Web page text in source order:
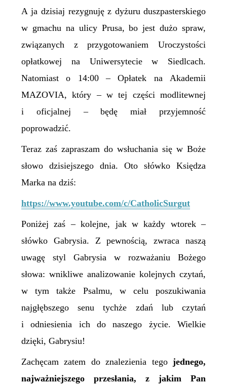
A ja dzisiaj rezygnuję z dyżuru duszpasterskiego
w gmachu na ulicy Prusa, bo jest dużo spraw,
związanych z przygotowaniem Uroczystości
opłatkowej na Uniwersytecie w Siedlcach.
Natomiast o 14:00 – Opłatek na Akademii
MAZOVIA, który – w tej części modlitewnej
i oficjalnej – będę miał przyjemność
poprowadzić.
Teraz zaś zapraszam do wsłuchania się w Boże
słowo dzisiejszego dnia. Oto słówko Księdza
Marka na dziś:
https://www.youtube.com/c/CatholicSurgut
Poniżej zaś – kolejne, jak w każdy wtorek –
słówko Gabrysia. Z pewnością, zwraca naszą
uwagę styl Gabrysia w rozważaniu Bożego
słowa: wnikliwe analizowanie kolejnych czytań,
w tym także Psalmu, w celu poszukiwania
najgłębszego senu tychże zdań lub czytań
i odniesienia ich do naszego życie. Wielkie
dzięki, Gabrysiu!
Zachęcam zatem doznalezienia tegojednego,
najważniejszego przesłania, z jakim Pan